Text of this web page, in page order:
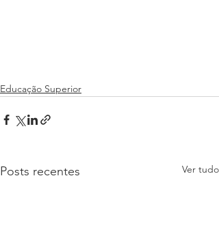
Educação Superior
Posts recentes Ver tudo